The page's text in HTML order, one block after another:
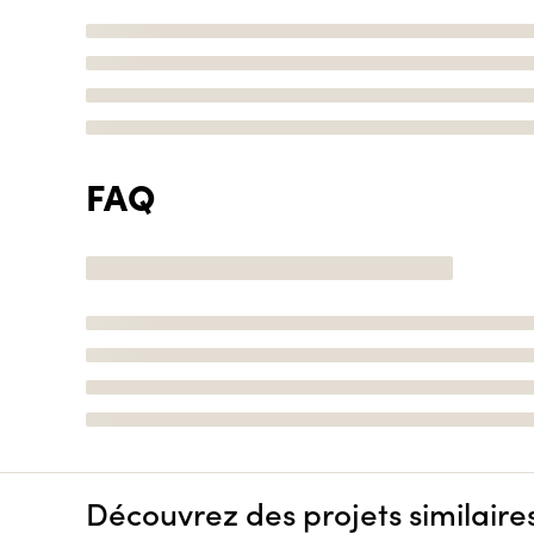
FAQ
Découvrez des projets